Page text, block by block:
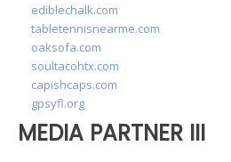
ediblechalk.com
tabletennisnearme.com
oaksofa.com
soultacohtx.com
capishcaps.com
gpsyfl.org
MEDIA PARTNER III